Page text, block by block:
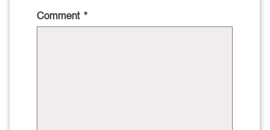
Comment *